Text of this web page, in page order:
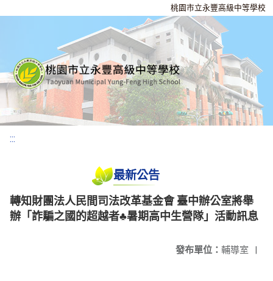
桃園市立永豐高級中等學校
:::
最新公告
轉知財團法人民間司法改革基金會 臺中辦公室將舉
辦「詐騙之國的超越者♣暑期高中生營隊」活動訊息
發布單位： 輔導室 |